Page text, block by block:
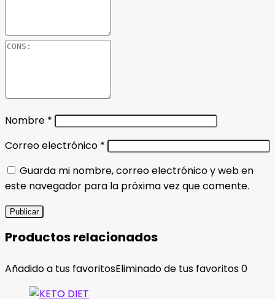
Nombre *
Correo electrónico *
Guarda mi nombre, correo electrónico y web en
este navegador para la próxima vez que comente.
Productos relacionados
Añadido a tus favoritosEliminado de tus favoritos0